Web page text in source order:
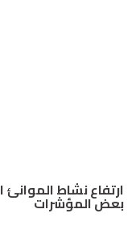
ارتفاع نشاط
بعض المؤشرات